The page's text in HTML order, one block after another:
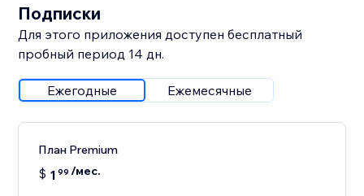
Подписки
Для этого приложения доступен бесплатный
пробный период 14 дн.
Ежегодные Ежемесячные
План Premium
$ 1 99 /мес.